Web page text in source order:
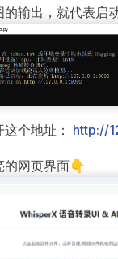
的输出，就代表启
个地址： http://
的网页界面👇